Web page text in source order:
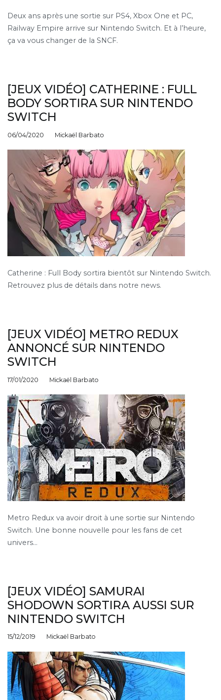
Deux ans après une sortie sur PS4, Xbox One et PC,
Railway Empire arrive sur Nintendo Switch. Et à l’heure,
ça va vous changer de la SNCF.
[JEUX VIDÉO] CATHERINE : FULL
BODY SORTIRA SUR NINTENDO
SWITCH
06/04/2020 Mickaël Barbato
Catherine : Full Body sortira bientôt sur Nintendo Switch.
Retrouvez plus de détails dans notre news.
[JEUX VIDÉO] METRO REDUX
ANNONCÉ SUR NINTENDO
SWITCH
17/01/2020 Mickaël Barbato
Metro Redux va avoir droit à une sortie sur Nintendo
Switch. Une bonne nouvelle pour les fans de cet
univers…
[JEUX VIDÉO] SAMURAI
SHODOWN SORTIRA AUSSI SUR
NINTENDO SWITCH
15/12/2019 Mickaël Barbato